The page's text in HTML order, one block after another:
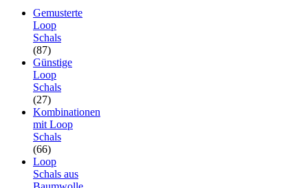
Gemusterte
Loop
Schals
(87)
Günstige
Loop
Schals
(27)
Kombinationen
mit Loop
Schals
(66)
Loop
Schals aus